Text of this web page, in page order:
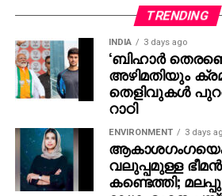
വെബ് ബ്രൗസര്‍ വഴി ലോഗിന്‍
ഉപയോക്താക്കള്‍ ആറ് മണിക്കൂറിന്
ഔട്ട് ചെയ്യേണ്ടതുണ്ടെന്ന് പുതിയ
പറയുന്നു. ലോഗ് ഔട്ട് ചെയ്യാത്ത
സ്വമേധയാ ഉപയോക്താവിനെ
ഇപ്പോള്‍ വാട്‌സാപ്പ് പോലുള്ള
സമയത്ത് മാത്രമാണ് സിം കാര്‍ഡ്
സിം നീക്കം ചെയ്താലും സേവനം
സിം ഉപയോക്തൃ അക്കൗണ്ടുകള്‍
TRENDING
INDIA 3 days ago
‘ബിഹാർ
അഴിമതിയും
തെളിവുകൾ
റാഠി
ENVIRONMENT 3 days
വലുപ്പമുള്ള
കണ്ടെത്തി;